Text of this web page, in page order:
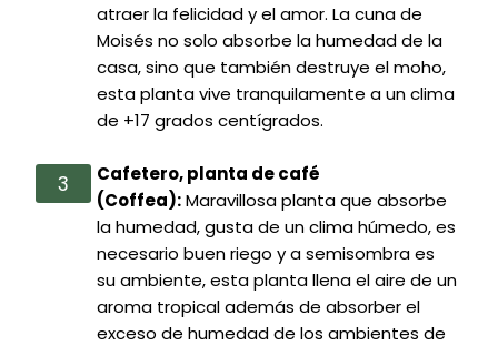
atraer la felicidad y el amor. La cuna de
Moisés no solo absorbe la humedad de la
casa, sino que también destruye el moho,
esta planta vive tranquilamente a un clima
de +17 grados centígrados.
Cafetero, planta de café
(Coffea):Maravillosa planta que absorbe
la humedad, gusta de un clima húmedo, es
necesario buen riego y a semisombra es
su ambiente, esta planta llena el aire de un
aroma tropical además de absorber el
exceso de humedad de los ambientes de